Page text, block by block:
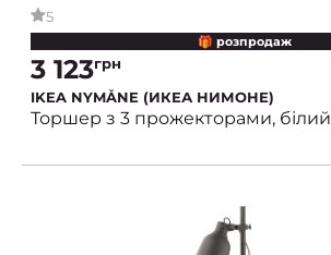
5
🎁 розпродаж
3 123грн
IKEA NYMÅNE (ИКЕА НИМОНЕ)
Торшер з 3 прожекторами, білий